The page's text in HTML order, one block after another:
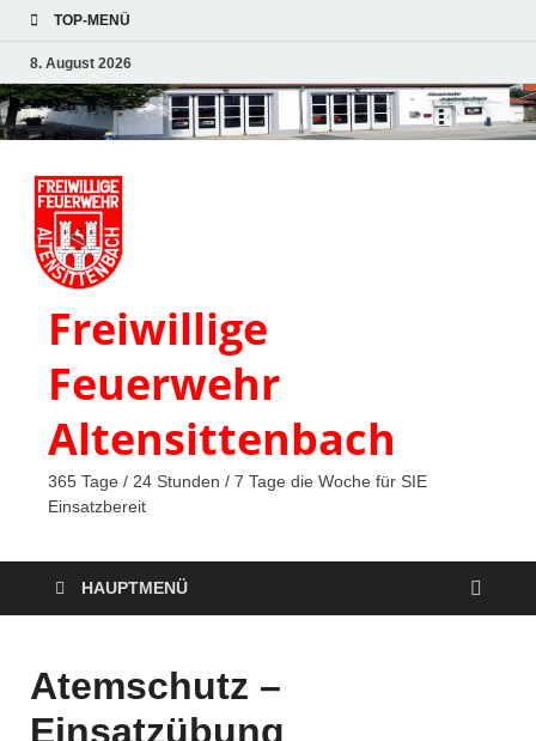
TOP-MENÜ
8. August 2026
Freiwillige
Feuerwehr
Altensittenbach
365 Tage / 24 Stunden / 7 Tage die Woche für SIE
Einsatzbereit
HAUPTMENÜ
Atemschutz –
Einsatzübung